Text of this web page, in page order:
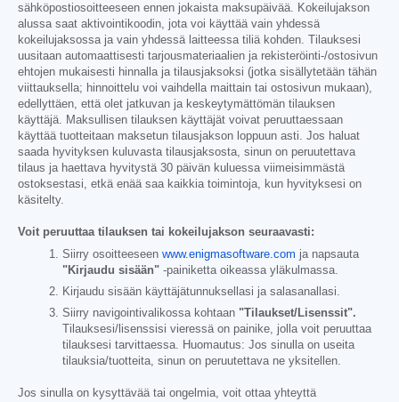
sähköpostiosoitteeseen ennen jokaista maksupäivää. Kokeilujakson
alussa saat aktivointikoodin, jota voi käyttää vain yhdessä
kokeilujaksossa ja vain yhdessä laitteessa tiliä kohden. Tilauksesi
uusitaan automaattisesti tarjousmateriaalien ja rekisteröinti-/ostosivun
ehtojen mukaisesti hinnalla ja tilausjaksoksi (jotka sisällytetään tähän
viittauksella; hinnoittelu voi vaihdella maittain tai ostosivun mukaan),
edellyttäen, että olet jatkuvan ja keskeytymättömän tilauksen
käyttäjä. Maksullisen tilauksen käyttäjät voivat peruuttaessaan
käyttää tuotteitaan maksetun tilausjakson loppuun asti. Jos haluat
saada hyvityksen kuluvasta tilausjaksosta, sinun on peruutettava
tilaus ja haettava hyvitystä 30 päivän kuluessa viimeisimmästä
ostoksestasi, etkä enää saa kaikkia toimintoja, kun hyvityksesi on
käsitelty.
Voit peruuttaa tilauksen tai kokeilujakson seuraavasti:
Siirry osoitteeseen www.enigmasoftware.com ja napsauta
"Kirjaudu sisään" -painiketta oikeassa yläkulmassa.
Kirjaudu sisään käyttäjätunnuksellasi ja salasanallasi.
Siirry navigointivalikossa kohtaan "Tilaukset/Lisenssit".
Tilauksesi/lisenssisi vieressä on painike, jolla voit peruuttaa
tilauksesi tarvittaessa. Huomautus: Jos sinulla on useita
tilauksia/tuotteita, sinun on peruutettava ne yksitellen.
Jos sinulla on kysyttävää tai ongelmia, voit ottaa yhteyttä